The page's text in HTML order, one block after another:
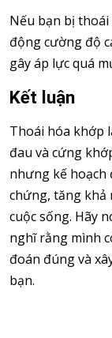
Nếu bạn bị
động cường độ
gây áp lực quá
Kết luận
Thoái hóa khớp
đau và cứng
nhưng kế hoạch
chứng, tăng khả
cuộc sống. Hãy
nghĩ rằng mình
đoán đúng và
bạn.